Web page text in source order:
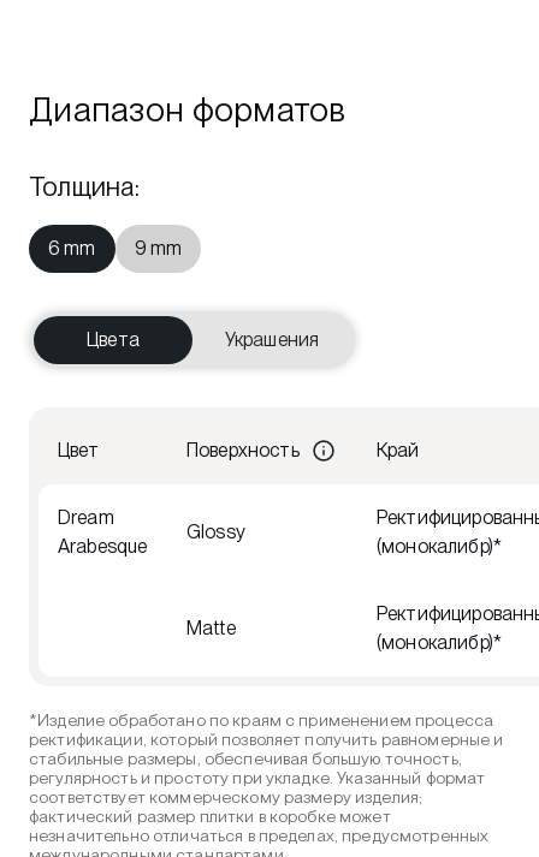
Диапазон форматов
Толщина:
6 mm 9 mm
Цвета Украшения
Цвет Поверхность Край
Dream
Arabesque
Glossy
(монокалибр)*
Matte
(монокалибр)*
*Изделие обработано по краям с применением процесса
ректификации, который позволяет получить равномерные и
стабильные размеры, обеспечивая большую точность,
регулярность и простоту при укладке. Указанный формат
соответствует коммерческому размеру изделия;
фактический размер плитки в коробке может
незначительно отличаться в пределах, предусмотренных